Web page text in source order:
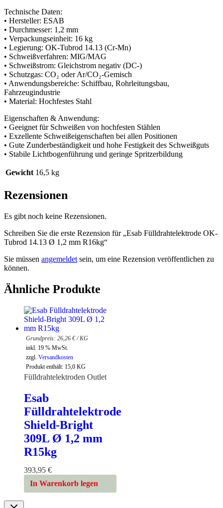
Technische Daten:
• Hersteller: ESAB
• Durchmesser: 1,2 mm
• Verpackungseinheit: 16 kg
• Legierung: OK-Tubrod 14.13 (Cr-Mn)
• Schweißverfahren: MIG/MAG
• Schweißstrom: Gleichstrom negativ (DC-)
• Schutzgas: CO₂ oder Ar/CO₂-Gemisch
• Anwendungsbereiche: Schiffbau, Rohrleitungsbau,
Fahrzeugindustrie
• Material: Hochfestes Stahl
Eigenschaften & Anwendung:
• Geeignet für Schweißen von hochfesten Stählen
• Exzellente Schweißeigenschaften bei allen Positionen
• Gute Zunderbeständigkeit und hohe Festigkeit des Schweißguts
• Stabile Lichtbogenführung und geringe Spritzerbildung
Gewicht 16,5 kg
Rezensionen
Es gibt noch keine Rezensionen.
Schreiben Sie die erste Rezension für „Esab Fülldrahtelektrode OK-
Tubrod 14.13 Ø 1,2 mm R16kg“
Sie müssen angemeldet sein, um eine Rezension veröffentlichen zu
können.
Ähnliche Produkte
26,26 €/ KG
inkl. 19 % MwSt.
zzgl. Versandkosten
Produkt enthält: 15,0 KG
Fülldrahtelektroden Outlet
Esab
Fülldrahtelektrode
Shield-Bright
309L Ø 1,2 mm
R15kg
393,95 €
In Warenkorb legen